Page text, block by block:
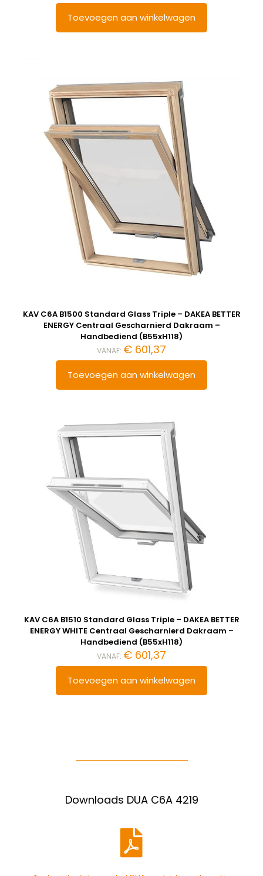
Toevoegen aan winkelwagen
KAV C6A B1500 Standard Glass Triple – DAKEA BETTER
ENERGY Centraal Gescharnierd Dakraam –
Handbediend (B55xH118)
VANAF: € 601,37
Toevoegen aan winkelwagen
KAV C6A B1510 Standard Glass Triple – DAKEA BETTER
ENERGY WHITE Centraal Gescharnierd Dakraam –
Handbediend (B55xH118)
VANAF: € 601,37
Toevoegen aan winkelwagen
Downloads DUA C6A 4219